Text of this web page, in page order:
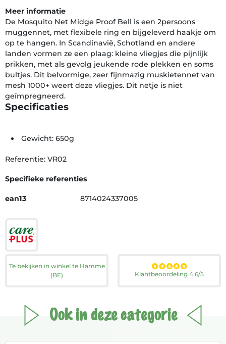
Meer informatie
De Mosquito Net Midge Proof Bell is een 2persoons
muggennet, met flexibele ring en bijgeleverd haakje om
op te hangen. In Scandinavië, Schotland en andere
landen vormen ze een plaag: kleine vliegjes die pijnlijk
prikken, met als gevolg jeukende rode plekken en soms
bultjes. Dit belvormige, zeer fijnmazig muskietennet van
mesh 1000+ weert deze vliegjes. Dit netje is niet
geïmpregneerd.
Specificaties
Gewicht: 650g
Referentie: VR02
Specifieke referenties
ean13 8714024337005
Te bekijken in winkel te Hamme
(BE)
Klantbeoordeling 4.6/5
Ook in deze categorie